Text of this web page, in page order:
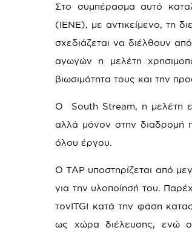
Στο συμπέρασμα αυτό
(ΙΕΝΕ), με αντικείμενο, τη
σχεδιάζεται να διέλθουν
αγωγών η μελέτη
βιωσιμότητα τους και την
Ο South Stream, η μελέτη
αλλά μόνον στην διαδρομή
όλου έργου.
Ο TAP υποστηρίζεται από
για την υλοποίησή του.
τονITGI κατά την φάση
ως χώρα διέλευσης, ενώ ο